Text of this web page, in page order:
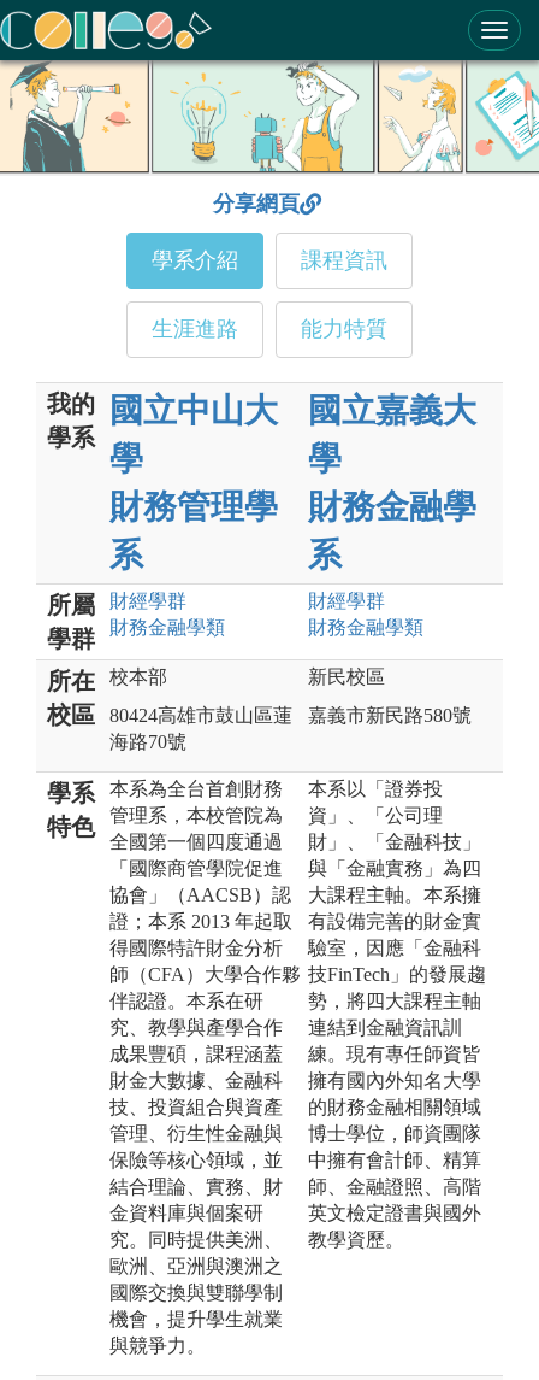
ColleGo! 大學選才與高中育才輔助系統
分享網頁
學系介紹 課程資訊
生涯進路 能力特質
我的
學系
國立中山大
學
財務管理學
系
國立嘉義大
學
財務金融學
系
所屬
學群
財經學群
財務金融學類
財經學群
財務金融學類
所在
校區
校本部
80424高雄市鼓山區蓮
海路70號
新民校區
嘉義市新民路580號
學系
特色
本系為全台首創財務
管理系，本校管院為
全國第一個四度通過
「國際商管學院促進
協會」（AACSB）認
證；本系 2013 年起取
得國際特許財金分析
師（CFA）大學合作夥
伴認證。本系在研
究、教學與產學合作
成果豐碩，課程涵蓋
財金大數據、金融科
技、投資組合與資產
管理、衍生性金融與
保險等核心領域，並
結合理論、實務、財
金資料庫與個案研
究。同時提供美洲、
歐洲、亞洲與澳洲之
國際交換與雙聯學制
機會，提升學生就業
與競爭力。
本系以「證券投
資」、「公司理
財」、「金融科技」
與「金融實務」為四
大課程主軸。本系擁
有設備完善的財金實
驗室，因應「金融科
技FinTech」的發展趨
勢，將四大課程主軸
連結到金融資訊訓
練。現有專任師資皆
擁有國內外知名大學
的財務金融相關領域
博士學位，師資團隊
中擁有會計師、精算
師、金融證照、高階
英文檢定證書與國外
教學資歷。